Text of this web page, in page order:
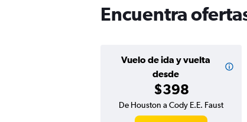
Encuentra
Vuelo de ida y vuelta
desde
$398
De Houston a Cody E.E. Faust